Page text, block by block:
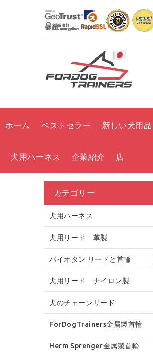
ホーム ベストセラー 新しい犬用品
犬用ハーネス 企業紹介 店
カテゴリー
犬用ハーネス
犬用リード 革製
バイオタン リードと首輪
犬用リード ナイロン製
犬のチェーンリード
ForDogTrainers金属製首輪
Herm Sprenger金属製首輪